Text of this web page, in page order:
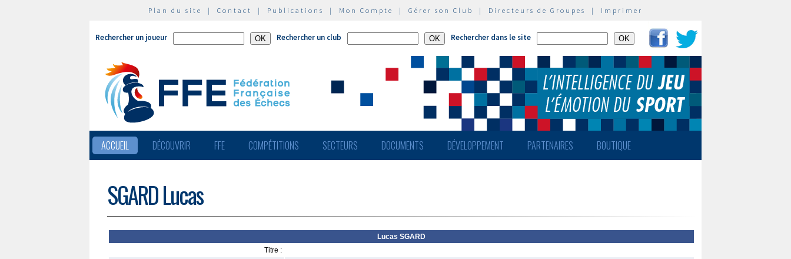
Plan du site | Contact | Publications | Mon Compte | Gérer son Club | Directeurs de Groupes | Imprimer
Rechercher un joueur Rechercher un club Rechercher dans le site
ACCUEIL DÉCOUVRIR FFE COMPÉTITIONS SECTEURS DOCUMENTS DÉVELOPPEMENT PARTENAIRES BOUTIQUE
SGARD Lucas
Lucas SGARD
Titre :